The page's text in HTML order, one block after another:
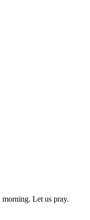
morning. Let us pray.